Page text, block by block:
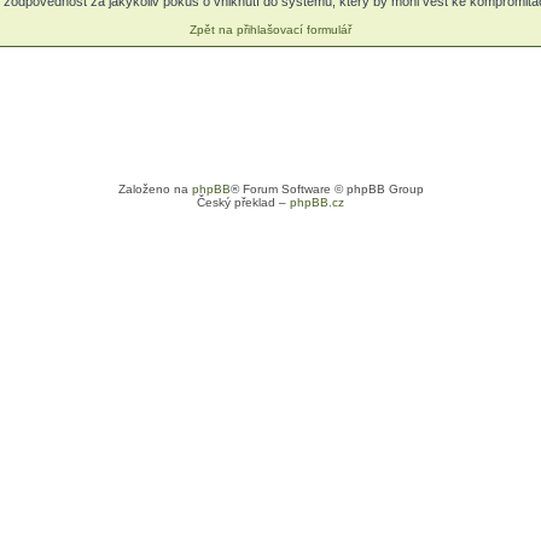
Zpět na přihlašovací formulář
Založeno na phpBB® Forum Software © phpBB Group
Český překlad – phpBB.cz